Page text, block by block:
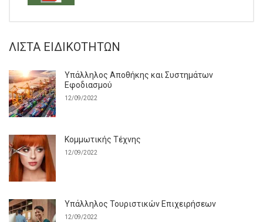
ΛΊΣΤΑ ΕΙΔΙΚΟΤΉΤΩΝ
Υπάλληλος Αποθήκης και Συστημάτων
Εφοδιασμού
12/09/2022
Κομμωτικής Τέχνης
12/09/2022
Υπάλληλος Τουριστικών Επιχειρήσεων
12/09/2022